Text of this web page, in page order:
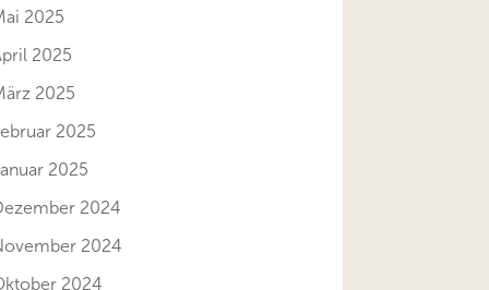
2025
2025
2025
2025
2025
2024
2024
2024